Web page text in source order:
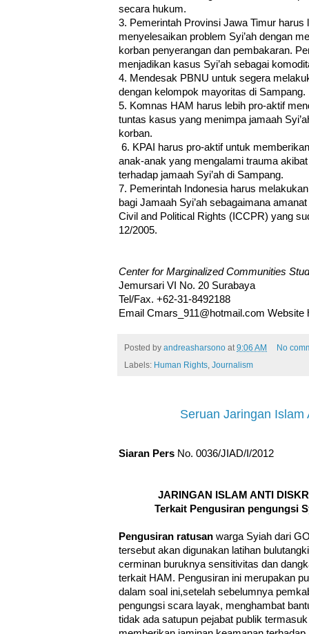
secara hukum.
3. Pemerintah Provinsi Jawa Timur harus
menyelesaikan problem Syi’ah dengan
korban penyerangan dan pembakaran.
menjadikan kasus Syi’ah sebagai
4. Mendesak PBNU untuk segera
dengan kelompok mayoritas di Sampang.
5. Komnas HAM harus lebih pro-aktif
tuntas kasus yang menimpa jamaah
korban.
6. KPAI harus pro-aktif untuk
anak-anak yang mengalami trauma
terhadap jamaah Syi’ah di Sampang.
7. Pemerintah Indonesia harus
bagi Jamaah Syi’ah sebagaimana
Civil and Political Rights (ICCPR) yang
12/2005.
Center for Marginalized Communities
Jemursari VI No. 20 Surabaya
Tel/Fax. +62-31-8492188
Email Cmars_911@hotmail.com Website
Posted by andreasharsono at 9:06 AM
No
Labels: Human Rights Journalism
Seruan Jaringan Islam
Siaran Pers No. 0036/JIAD/I/2012
JARINGAN ISLAM ANTI
Terkait Pengusiran pengungsi
Pengusiran ratusan warga Syiah dari
tersebut akan digunakan latihan
cerminan buruknya sensitivitas dan
terkait HAM. Pengusiran ini merupakan
dalam soal ini,setelah sebelumnya
pengungsi scara layak, menghambat
tidak ada satupun pejabat publik